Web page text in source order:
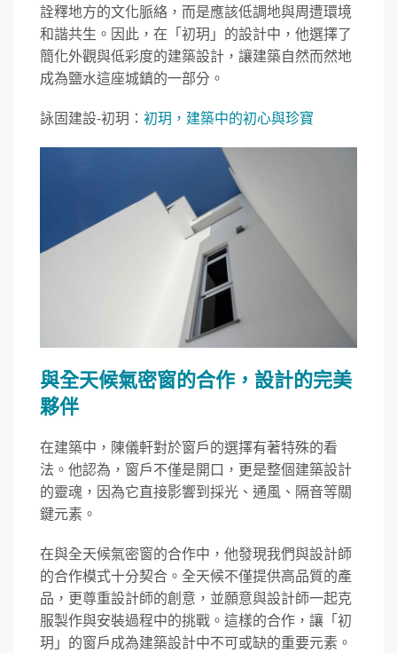
詮釋地方的文化脈絡，而是應該低調地與周遭環境
和諧共生。因此，在「初玥」的設計中，他選擇了
簡化外觀與低彩度的建築設計，讓建築自然而然地
成為鹽水這座城鎮的一部分。
詠固建設-初玥： 初玥，建築中的初心與珍寶
與全天候氣密窗的合作，設計的完美
夥伴
在建築中，陳儀軒對於窗戶的選擇有著特殊的看
法。他認為，窗戶不僅是開口，更是整個建築設計
的靈魂，因為它直接影響到採光、通風、隔音等關
鍵元素。
在與全天候氣密窗的合作中，他發現我們與設計師
的合作模式十分契合。全天候不僅提供高品質的產
品，更尊重設計師的創意，並願意與設計師一起克
服製作與安裝過程中的挑戰。這樣的合作，讓「初
玥」的窗戶成為建築設計中不可或缺的重要元素。